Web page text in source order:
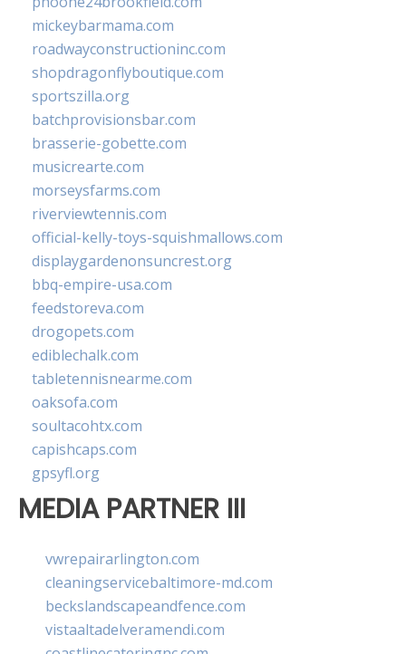
mickeybarmama.com
roadwayconstructioninc.com
shopdragonflyboutique.com
sportszilla.org
batchprovisionsbar.com
brasserie-gobette.com
musicrearte.com
morseysfarms.com
riverviewtennis.com
official-kelly-toys-squishmallows.com
displaygardenonsuncrest.org
bbq-empire-usa.com
feedstoreva.com
drogopets.com
ediblechalk.com
tabletennisnearme.com
oaksofa.com
soultacohtx.com
capishcaps.com
gpsyfl.org
MEDIA PARTNER III
vwrepairarlington.com
cleaningservicebaltimore-md.com
beckslandscapeandfence.com
vistaaltadelveramendi.com